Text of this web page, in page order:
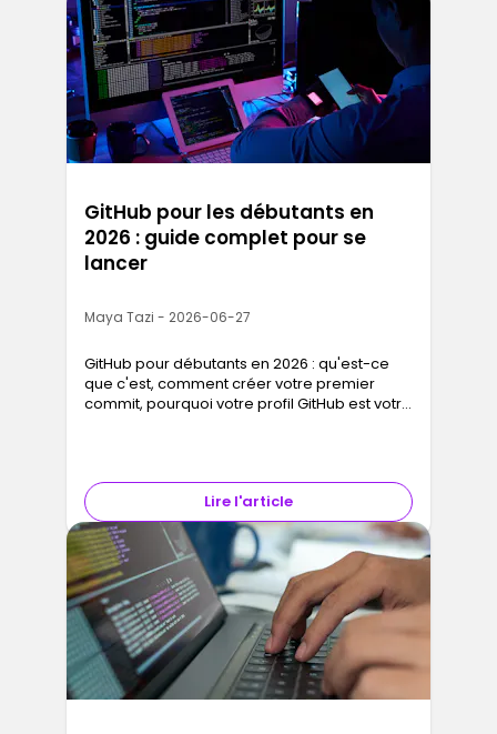
GitHub pour les débutants en
2026 : guide complet pour se
lancer
Maya Tazi - 2026-06-27
GitHub pour débutants en 2026 : qu'est-ce
que c'est, comment créer votre premier
commit, pourquoi votre profil GitHub est votre
Lire l'article